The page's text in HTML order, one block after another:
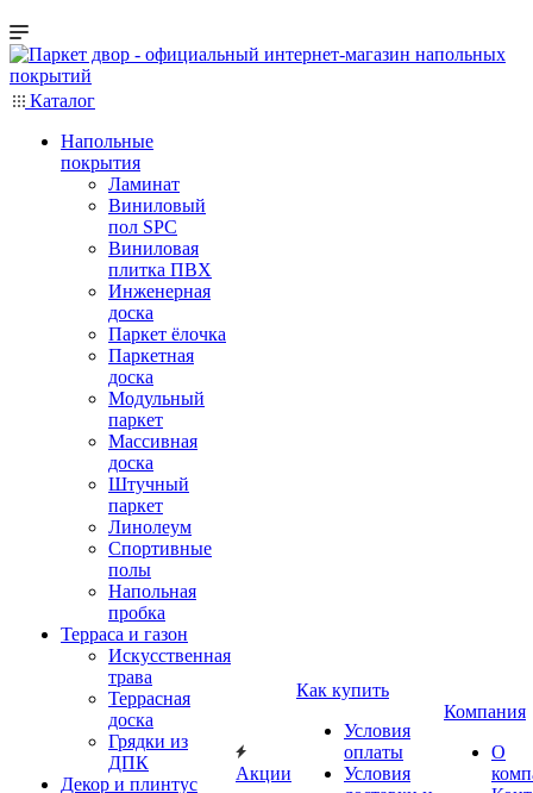
Каталог
Напольные
покрытия
Ламинат
Виниловый
пол SPC
Виниловая
плитка ПВХ
Инженерная
доска
Паркет ёлочка
Паркетная
доска
Модульный
паркет
Массивная
доска
Штучный
паркет
Линолеум
Спортивные
полы
Напольная
пробка
Терраса и газон
Искусственная
трава
Террасная
доска
Грядки из
ДПК
Декор и плинтус
Акции
Как купить
Условия
оплаты
Условия
Компания
О